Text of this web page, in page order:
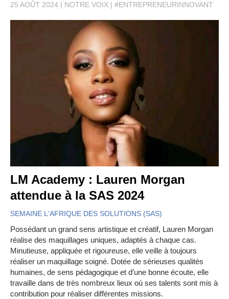
25 AOÛT 2024
NOTRE VOIX #ENTREPRENEURINNOVANT
LM Academy : Lauren Morgan
attendue à la SAS 2024
SEMAINE L'AFRIQUE DES SOLUTIONS (SAS)
Possédant un grand sens artistique et créatif, Lauren Morgan
réalise des maquillages uniques, adaptés à chaque cas.
Minutieuse, appliquée et rigoureuse, elle veille à toujours
réaliser un maquillage soigné. Dotée de sérieuses qualités
humaines, de sens pédagogique et d’une bonne écoute, elle
travaille dans de très nombreux lieux où ses talents sont mis à
contribution pour réaliser différentes missions.